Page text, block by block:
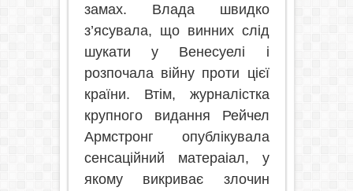
замах. Влада швидко
з’ясувала, що винних слід
шукати у Венесуелі і
розпочала війну проти цієї
країни. Втім, журналістка
крупного видання Рейчел
Армстронг опублікувала
сенсаційний матераіал, у
якому викриває злочин